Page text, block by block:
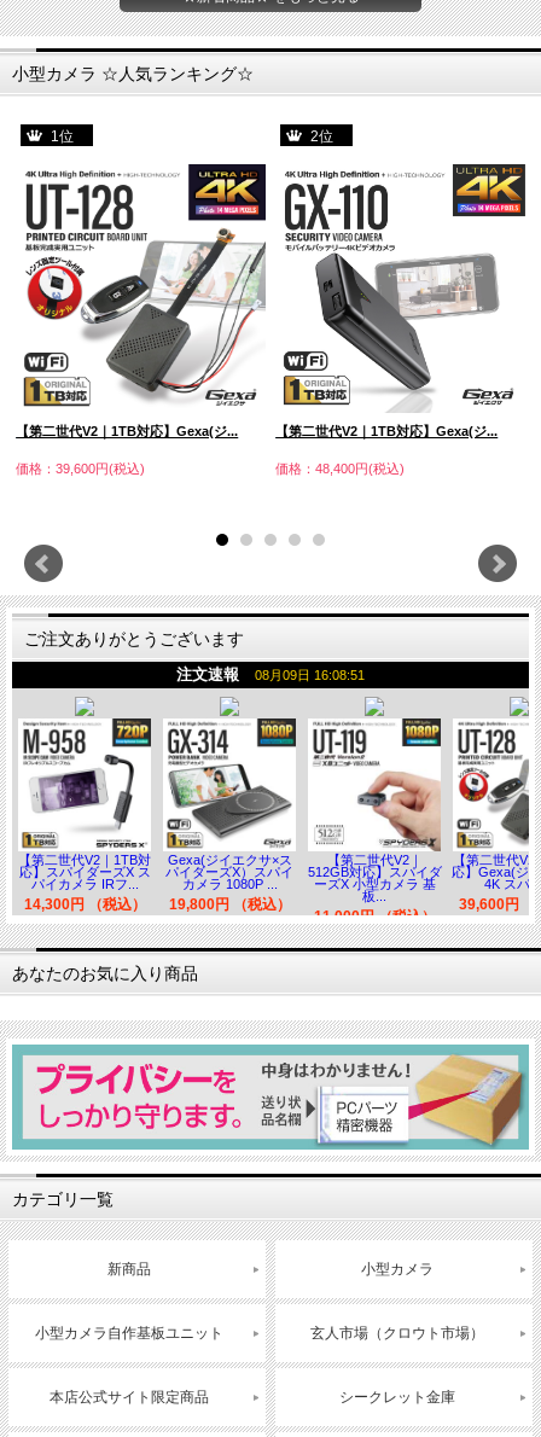
小型カメラ ☆人気ランキング☆
1位
【第二世代V2｜1TB対応】Gexa(ジ...
価格：39,600円(税込)
2位
【第二世代V2｜1TB対応】Gexa(ジ...
価格：48,400円(税込)
ご注文ありがとうございます
あなたのお気に入り商品
カテゴリ一覧
新商品 小型カメラ
小型カメラ自作基板ユニット 玄人市場（クロウト市場）
本店公式サイト限定商品 シークレット金庫